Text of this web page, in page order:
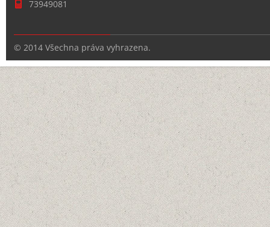
73949081
© 2014 Všechna práva vyhrazena.